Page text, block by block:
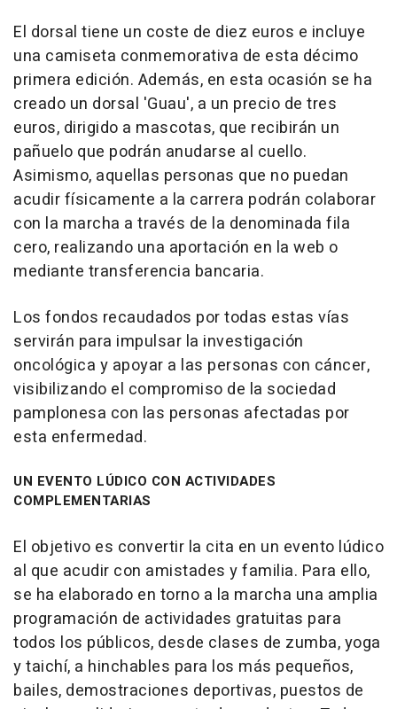
El dorsal tiene un coste de diez euros e incluye
una camiseta conmemorativa de esta décimo
primera edición. Además, en esta ocasión se ha
creado un dorsal 'Guau', a un precio de tres
euros, dirigido a mascotas, que recibirán un
pañuelo que podrán anudarse al cuello.
Asimismo, aquellas personas que no puedan
acudir físicamente a la carrera podrán colaborar
con la marcha a través de la denominada fila
cero, realizando una aportación en la web o
mediante transferencia bancaria.
Los fondos recaudados por todas estas vías
servirán para impulsar la investigación
oncológica y apoyar a las personas con cáncer,
visibilizando el compromiso de la sociedad
pamplonesa con las personas afectadas por
esta enfermedad.
UN EVENTO LÚDICO CON ACTIVIDADES
COMPLEMENTARIAS
El objetivo es convertir la cita en un evento lúdico
al que acudir con amistades y familia. Para ello,
se ha elaborado en torno a la marcha una amplia
programación de actividades gratuitas para
todos los públicos, desde clases de zumba, yoga
y taichí, a hinchables para los más pequeños,
bailes, demostraciones deportivas, puestos de